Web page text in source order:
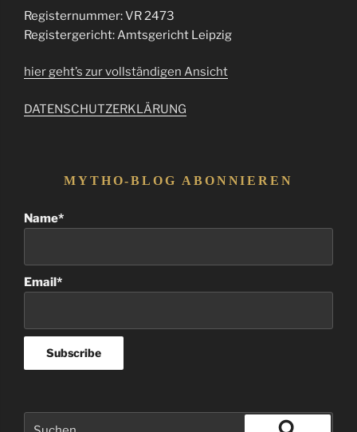
Registernummer: VR 2473
Registergericht: Amtsgericht Leipzig
hier geht’s zur vollständigen Ansicht
DATENSCHUTZERKLÄRUNG
MYTHO-BLOG ABONNIEREN
Name*
Email*